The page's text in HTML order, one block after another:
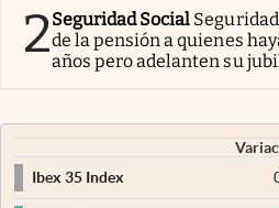
2Seguridad Social
de la pensión a quienes
años pero adelanten su
Ibex 35 Index